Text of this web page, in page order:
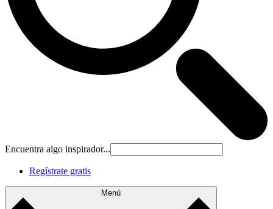
Encuentra algo inspirador...
Regístrate gratis
Menú